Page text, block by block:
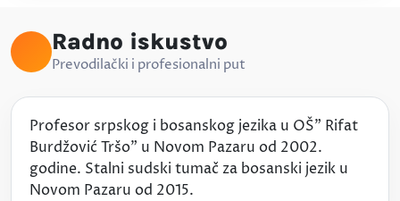
Radno iskustvo
Prevodilački i profesionalni put
Profesor srpskog i bosanskog jezika u OŠ" Rifat
Burdžović Tršo" u Novom Pazaru od 2002.
godine. Stalni sudski tumač za bosanski jezik u
Novom Pazaru od 2015.